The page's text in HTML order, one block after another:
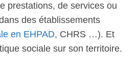
prestations, de services ou
des établissements
en EHPAD, CHRS …). Et
sociale sur son territoire.